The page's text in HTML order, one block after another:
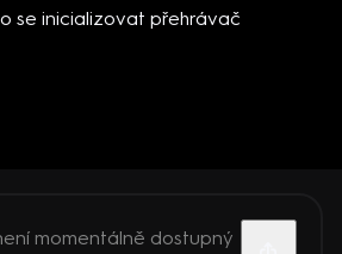
se inicializovat přehrávač
momentálně dostupný